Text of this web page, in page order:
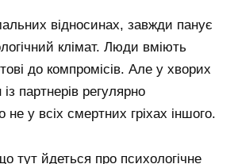
відносинах, завжди панує
клімат. Люди вміють
до компромісів. Але у хворих
партнерів регулярно
у всіх смертних гріхах іншого.
тут йдеться про психологічне